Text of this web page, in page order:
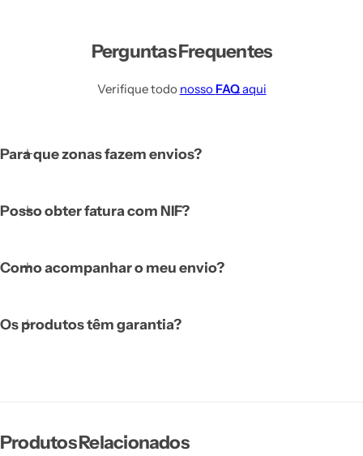
Perguntas Frequentes
Verifique todo nosso FAQaqui
Para que zonas fazem envios?
Posso obter fatura com NIF?
Como acompanhar o meu envio?
Os produtos têm garantia?
Produtos Relacionados